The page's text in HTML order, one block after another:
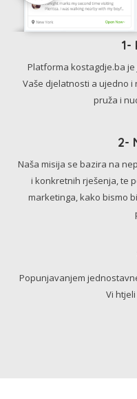
1-
Platforma kostagdje.ba
Vaše djelatnosti a ujedno
pruža i
2-
Naša misija se bazira na
i konkretnih rješenja, te
marketinga, kako bismo
Popunjavanjem
Vi